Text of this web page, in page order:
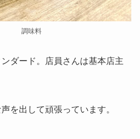
調味料
ダード。店員さんは基本店主
を出して頑張っています。